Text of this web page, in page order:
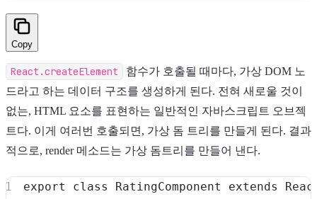
Copy
React.createElement
함수가 호출될 때마다, 가상 DOM 노
드라고 하는 데이터 구조를 생성하게 된다. 전혀 새로울 것이
없는, HTML 요소를 표현하는 일반적인 자바스크립트 오브젝
트다. 이게 여러번 호출되면, 가상 돔 트리를 만들게 된다. 결과
적으로, render 메소드는 가상 돔트리를 만들어 낸다.
export class RatingComponent extends